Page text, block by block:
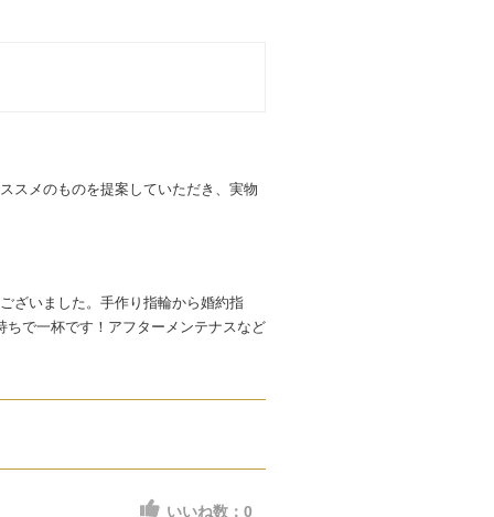
スメのものを提案していただき、実物
ざいました。手作り指輪から婚約指
で一杯です！アフターメンテナスなど
いいね数： 0